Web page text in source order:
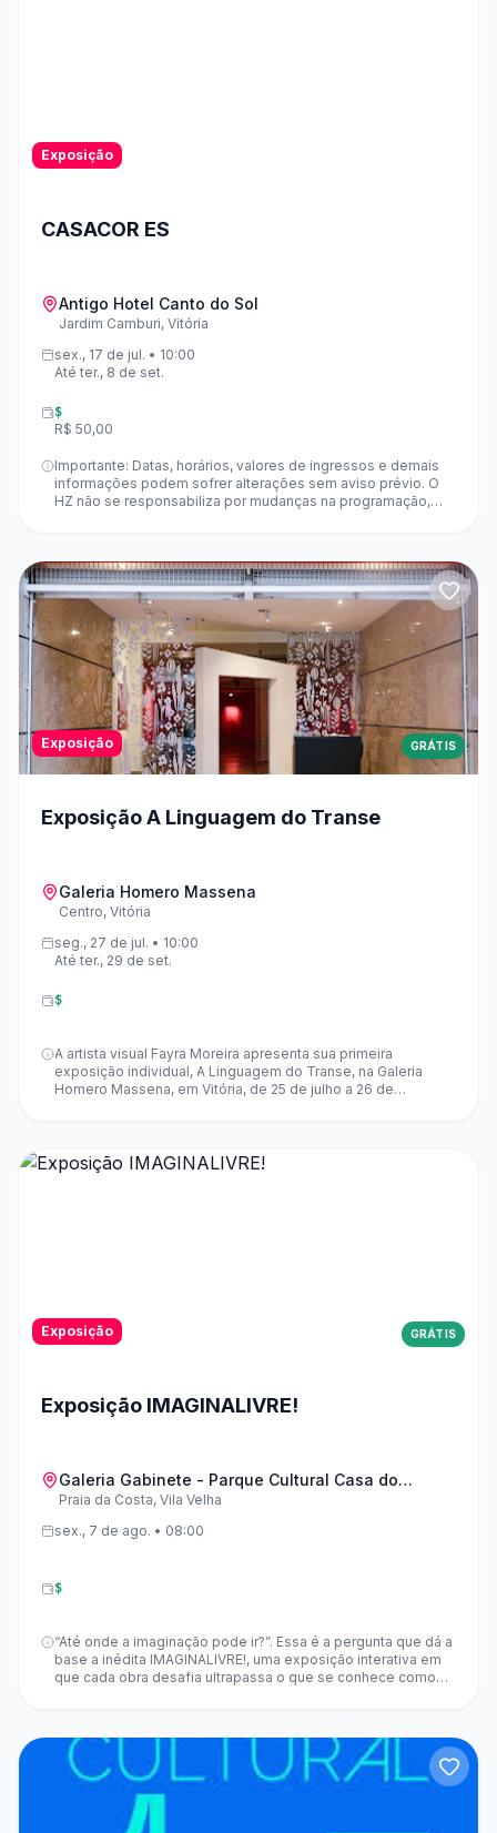
Exposição
CASACOR ES
Antigo Hotel Canto do Sol
Jardim Camburi, Vitória
sex., 17 de jul. • 10:00
Até ter., 8 de set.
$
R$ 50,00
Importante: Datas, horários, valores de ingressos e demais
informações podem sofrer alterações sem aviso prévio. O
HZ não se responsabiliza por mudanças na programação,
Exposição GRÁTIS
Exposição A Linguagem do Transe
Galeria Homero Massena
Centro, Vitória
seg., 27 de jul. • 10:00
Até ter., 29 de set.
$
A artista visual Fayra Moreira apresenta sua primeira
exposição individual, A Linguagem do Transe, na Galeria
Homero Massena, em Vitória, de 25 de julho a 26 de
próprias experiências. A abertura acontece no dia 25 de
julho, das 10h às 13h, com visita mediada pela artista e pela
Exposição GRÁTIS
Exposição IMAGINALIVRE!
Galeria Gabinete - Parque Cultural Casa do
Governador
Praia da Costa, Vila Velha
sex., 7 de ago. • 08:00
$
“Até onde a imaginação pode ir?”. Essa é a pergunta que dá a
base a inédita IMAGINALIVRE!, uma exposição interativa em
que cada obra desafia ultrapassa o que se conhece como
Vitória.Horário de visitação: Terça a sábado das 8h às 17h e
domingo de 8h às 15h.